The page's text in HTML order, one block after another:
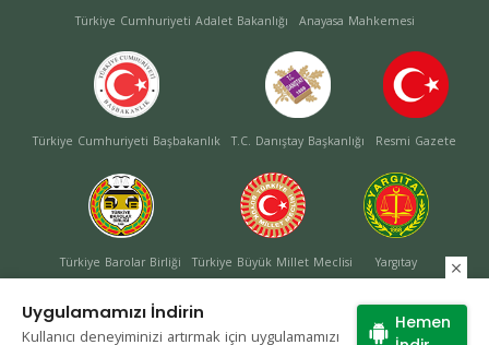
Uygulamamızı İndirin
Kullanıcı deneyiminizi artırmak için uygulamamızı
Hemen
Türkiye Cumhuriyeti Adalet Bakanlığı Anayasa Mahkemesi
Türkiye Cumhuriyeti Başbakanlık T.C. Danıştay Başkanlığı Resmi Gazete
Türkiye Barolar Birliği Türkiye Büyük Millet Meclisi Yargıtay
Site Haritası